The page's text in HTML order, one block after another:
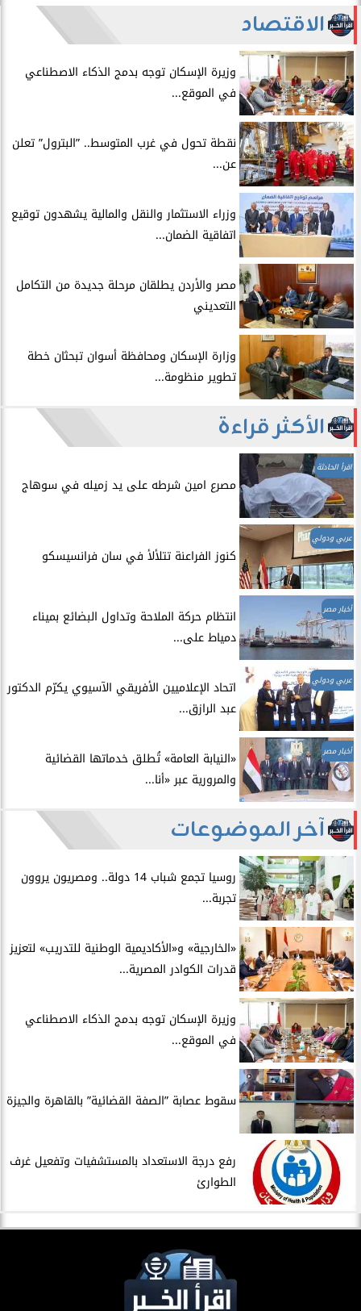
الاقتصاد
​وزيرة الإسكان توجه بدمج الذكاء الاصطناعي
في الموقع...
​نقطة تحول في غرب المتوسط.. ”البترول” تعلن
عن...
​وزراء الاستثمار والنقل والمالية يشهدون توقيع
اتفاقية الضمان...
​مصر والأردن يطلقان مرحلة جديدة من التكامل
التعديني
وزارة الإسكان ومحافظة أسوان تبحثان خطة
تطوير منظومة...
الأكثر قراءة
اقرأ الحادثة
مصرع امين شرطه على يد زميله في سوهاج
عربي ودولي
​كنوز الفراعنة تتلألأ في سان فرانسيسكو
أخبار مصر
انتظام حركة الملاحة وتداول البضائع بميناء
دمياط على...
عربي ودولي
اتحاد الإعلاميين الأفريقي الآسيوي يكرّم الدكتور
عبد الرازق...
أخبار مصر
​«النيابة العامة» تُطلق خدماتها القضائية
والمرورية عبر «أنا...
آخر الموضوعات
روسيا تجمع شباب 14 دولة.. ومصريون يروون
تجربة...
​«الخارجية» و«الأكاديمية الوطنية للتدريب» لتعزيز
قدرات الكوادر المصرية...
​وزيرة الإسكان توجه بدمج الذكاء الاصطناعي
في الموقع...
سقوط عصابة ”الصفة القضائية” بالقاهرة والجيزة
​رفع درجة الاستعداد بالمستشفيات وتفعيل غرف
الطوارئ